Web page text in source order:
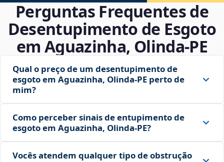
Perguntas Frequentes de
Desentupimento de Esgoto
em Aguazinha, Olinda‑PE
Qual o preço de um desentupimento de
esgoto em Aguazinha, Olinda‑PE perto de
mim?
Como perceber sinais de entupimento de
esgoto em Aguazinha, Olinda‑PE?
Vocês atendem qualquer tipo de obstrução